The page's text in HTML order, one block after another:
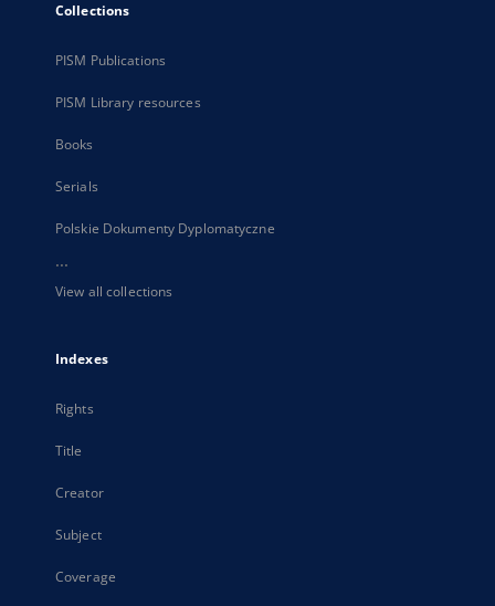
Collections
PISM Publications
PISM Library resources
Books
Serials
Polskie Dokumenty Dyplomatyczne
...
View all collections
Indexes
Rights
Title
Creator
Subject
Coverage